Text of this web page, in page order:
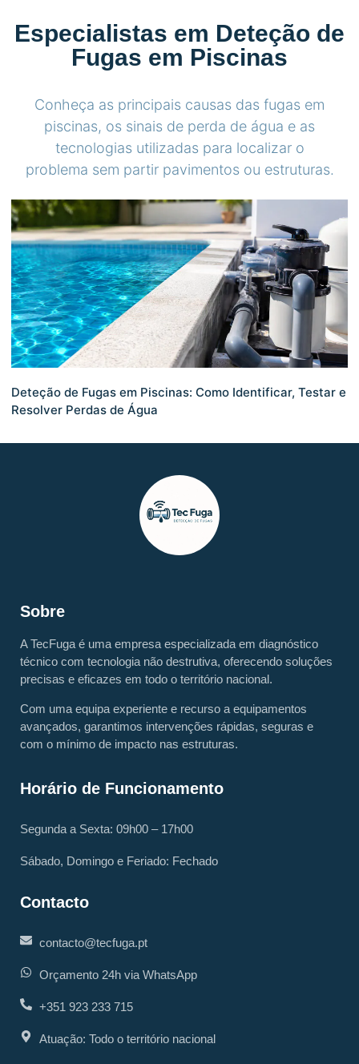
Especialistas em Deteção de
Fugas em Piscinas
Conheça as principais causas das fugas em
piscinas, os sinais de perda de água e as
tecnologias utilizadas para localizar o
problema sem partir pavimentos ou estruturas.
Deteção de Fugas em Piscinas: Como Identificar, Testar e
Resolver Perdas de Água
Sobre
A TecFuga é uma empresa especializada em diagnóstico
técnico com tecnologia não destrutiva, oferecendo soluções
precisas e eficazes em todo o território nacional.
Com uma equipa experiente e recurso a equipamentos
avançados, garantimos intervenções rápidas, seguras e
com o mínimo de impacto nas estruturas.
Horário de Funcionamento
Segunda a Sexta: 09h00 – 17h00
Sábado, Domingo e Feriado: Fechado
Contacto
contacto@tecfuga.pt
Orçamento 24h via WhatsApp
+351 923 233 715
Atuação: Todo o território nacional